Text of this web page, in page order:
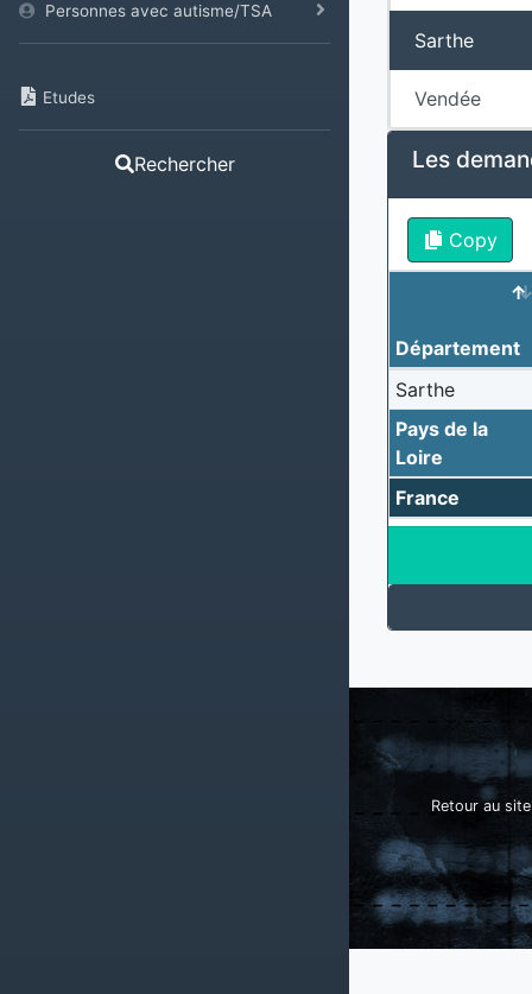
Personnes avec autisme/TSA
Etudes
Rechercher
Sarthe
Vendée
Les
Copy
Département
Sarthe
Pays de la
Loire
France
Retour au